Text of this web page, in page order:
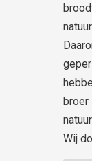
broer
Wij